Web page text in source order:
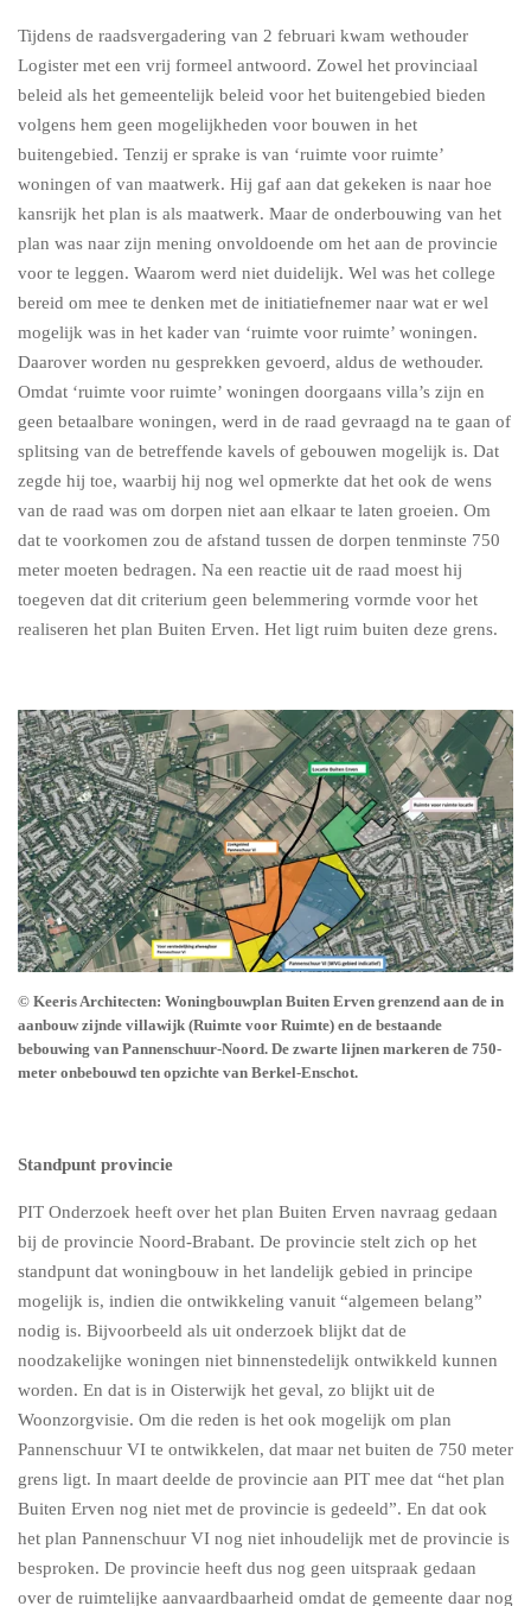
Tijdens de raadsvergadering van 2 februari kwam wethouder
Logister met een vrij formeel antwoord. Zowel het provinciaal
beleid als het gemeentelijk beleid voor het buitengebied bieden
volgens hem geen mogelijkheden voor bouwen in het
buitengebied. Tenzij er sprake is van ‘ruimte voor ruimte’
woningen of van maatwerk. Hij gaf aan dat gekeken is naar hoe
kansrijk het plan is als maatwerk. Maar de onderbouwing van het
plan was naar zijn mening onvoldoende om het aan de provincie
voor te leggen. Waarom werd niet duidelijk. Wel was het college
bereid om mee te denken met de initiatiefnemer naar wat er wel
mogelijk was in het kader van ‘ruimte voor ruimte’ woningen.
Daarover worden nu gesprekken gevoerd, aldus de wethouder.
Omdat ‘ruimte voor ruimte’ woningen doorgaans villa’s zijn en
geen betaalbare woningen, werd in de raad gevraagd na te gaan of
splitsing van de betreffende kavels of gebouwen mogelijk is. Dat
zegde hij toe, waarbij hij nog wel opmerkte dat het ook de wens
van de raad was om dorpen niet aan elkaar te laten groeien. Om
dat te voorkomen zou de afstand tussen de dorpen tenminste 750
meter moeten bedragen. Na een reactie uit de raad moest hij
toegeven dat dit criterium geen belemmering vormde voor het
realiseren het plan Buiten Erven. Het ligt ruim buiten deze grens.
© Keeris Architecten: Woningbouwplan Buiten Erven grenzend aan de in
aanbouw zijnde villawijk (Ruimte voor Ruimte) en de bestaande
bebouwing van Pannenschuur-Noord. De zwarte lijnen markeren de 750-
meter onbebouwd ten opzichte van Berkel-Enschot.
Standpunt provincie
PIT Onderzoek heeft over het plan Buiten Erven navraag gedaan
bij de provincie Noord-Brabant. De provincie stelt zich op het
standpunt dat woningbouw in het landelijk gebied in principe
mogelijk is, indien die ontwikkeling vanuit “algemeen belang”
nodig is. Bijvoorbeeld als uit onderzoek blijkt dat de
noodzakelijke woningen niet binnenstedelijk ontwikkeld kunnen
worden. En dat is in Oisterwijk het geval, zo blijkt uit de
Woonzorgvisie. Om die reden is het ook mogelijk om plan
Pannenschuur VI te ontwikkelen, dat maar net buiten de 750 meter
grens ligt. In maart deelde de provincie aan PIT mee dat “het plan
Buiten Erven nog niet met de provincie is gedeeld”. En dat ook
het plan Pannenschuur VI nog niet inhoudelijk met de provincie is
besproken. De provincie heeft dus nog geen uitspraak gedaan
over de ruimtelijke aanvaardbaarheid omdat de gemeente daar nog